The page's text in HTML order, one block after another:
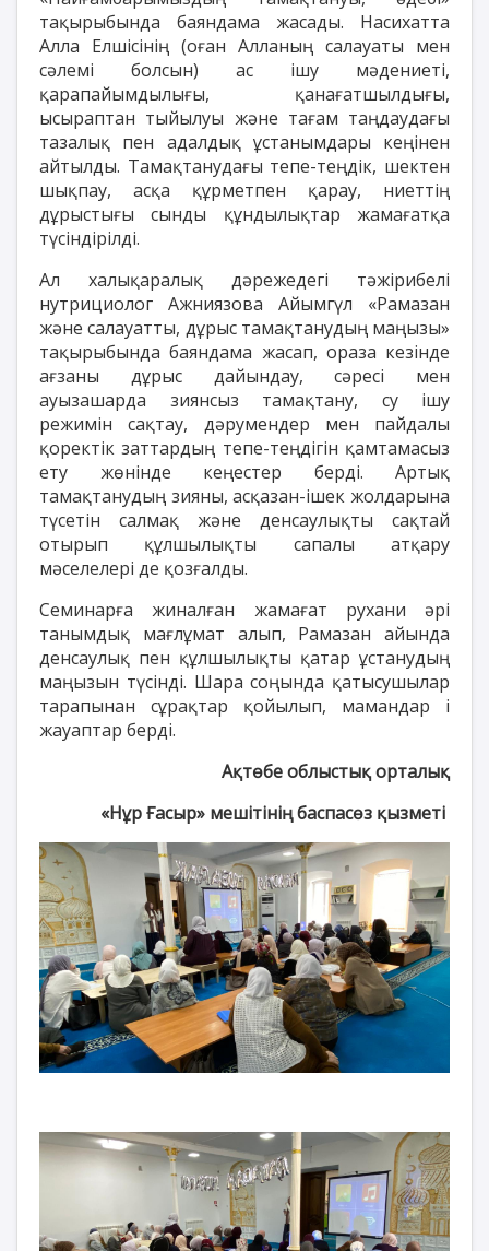
тақырыбында баяндама жасады. Насихатта
Алла Елшісінің (оған Алланың салауаты мен
сәлемі болсын) ас ішу мәдениеті,
қарапайымдылығы, қанағатшылдығы,
ысыраптан тыйылуы және тағам таңдаудағы
тазалық пен адалдық ұстанымдары кеңінен
айтылды. Тамақтанудағы тепе-теңдік, шектен
шықпау, асқа құрметпен қарау, ниеттің
дұрыстығы сынды құндылықтар жамағатқа
түсіндірілді.
Ал халықаралық дәрежедегі тәжірибелі
нутрициолог Ажниязова Айымгүл «Рамазан
және салауатты, дұрыс тамақтанудың маңызы»
тақырыбында баяндама жасап, ораза кезінде
ағзаны дұрыс дайындау, сәресі мен
ауызашарда зиянсыз тамақтану, су ішу
режимін сақтау, дәрумендер мен пайдалы
қоректік заттардың тепе-теңдігін қамтамасыз
ету жөнінде кеңестер берді. Артық
тамақтанудың зияны, асқазан-ішек жолдарына
түсетін салмақ және денсаулықты сақтай
отырып құлшылықты сапалы атқару
мәселелері де қозғалды.
Семинарға жиналған жамағат рухани әрі
танымдық мағлұмат алып, Рамазан айында
денсаулық пен құлшылықты қатар ұстанудың
маңызын түсінді. Шара соңында қатысушылар
тарапынан сұрақтар қойылып, мамандар і
жауаптар берді.
Ақтөбе облыстық орталық
«Нұр Ғасыр» мешітінің баспасөз қызметі